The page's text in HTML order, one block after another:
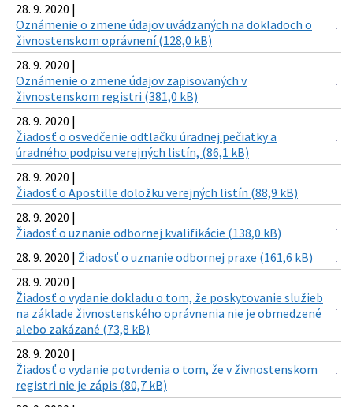
28. 9. 2020 |
Oznámenie o zmene údajov uvádzaných na dokladoch o
živnostenskom oprávnení (128,0 kB)
28. 9. 2020 |
Oznámenie o zmene údajov zapisovaných v
živnostenskom registri (381,0 kB)
28. 9. 2020 |
Žiadosť o osvedčenie odtlačku úradnej pečiatky a
úradného podpisu verejných listín, (86,1 kB)
28. 9. 2020 |
Žiadosť o Apostille doložku verejných listín (88,9 kB)
28. 9. 2020 |
Žiadosť o uznanie odbornej kvalifikácie (138,0 kB)
28. 9. 2020 | Žiadosť o uznanie odbornej praxe (161,6 kB)
28. 9. 2020 |
Žiadosť o vydanie dokladu o tom, že poskytovanie služieb
na základe živnostenského oprávnenia nie je obmedzené
alebo zakázané (73,8 kB)
28. 9. 2020 |
Žiadosť o vydanie potvrdenia o tom, že v živnostenskom
registri nie je zápis (80,7 kB)